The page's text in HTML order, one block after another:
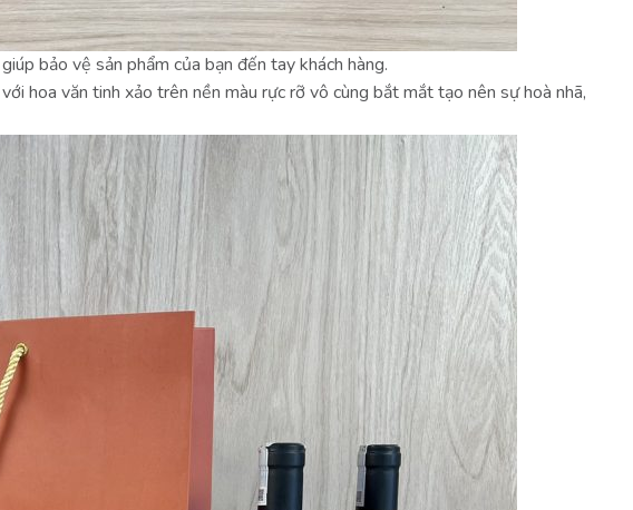
bảo vệ sản phẩm của bạn đến tay khách hàng.
hoa văn tinh xảo trên nền màu rực rỡ vô cùng bắt mắt tạo nên sự hoà nhã,